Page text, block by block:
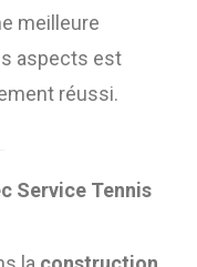
meilleure
aspects est
réussi.
Service Tennis